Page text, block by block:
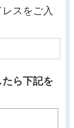
スをご入
ら下記を